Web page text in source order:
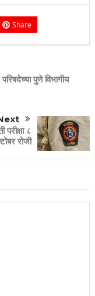
Share
पुणे विभागीय
परीक्षा ८
रोजी